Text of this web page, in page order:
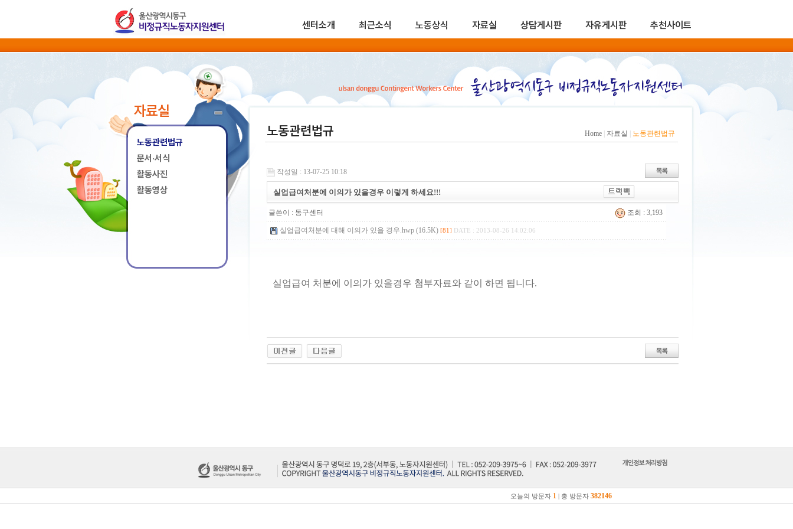
센터소개 최근소식 노동상식 자료실 상담게시판 자유게시판 추천사이트
자료실
노동관련법규
문서·서식
활동사진
활동영상
노동관련법규 Home 자료실 노동관련법규
작성일 : 13-07-25 10:18
실업급여처분에 이의가 있을경우 이렇게 하세요!!!
글쓴이 : 동구센터 조회 : 3,193
실업급여처분에 대해 이의가 있을 경우.hwp (16.5K) [81] DATE : 2013-08-26 14:02:06
실업급여 처분에 이의가 있을경우 첨부자료와 같이 하면 됩니다.
오늘의 방문자 1 | 총 방문자 382146